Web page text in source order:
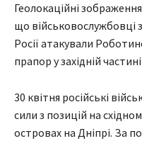
Геолокаційні
що військовослужбовці
Росії атакували
прапор у західній
30 квітня російські
сили з позицій на
островах на Дніпрі. За